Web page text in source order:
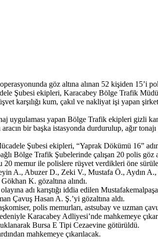
göz altına alınan 52 kişiden 15’i
Şubesi ekipleri, Karacabey Bölge Trafik
karşılığı kum, çakıl ve nakliyat işi yapan
uygulaması yapan Bölge Trafik ekipleri gizli
bir başka istasyonda durdurulup, ağır
Şubesi ekipleri, “Yaprak Dökümü 16”
Bölge Trafik Şubelerinde çalışan 20 polis
memur ile polislere rüşvet verdikleri öne
A., Abuzer D., Zeki V., Mustafa Ö., Aydın
K. gözaltına alındı.
adı karıştığı iddia edilen
Çavuş Hasan A. Ş.’yi gözaltına aldı.
polis memurları, astsubay ve uzman
Karacabey Adliyesi’nde mahkemeye
Bursa E Tipi Cezaevine götürüldü.
mahkemeye çıkarılacak.